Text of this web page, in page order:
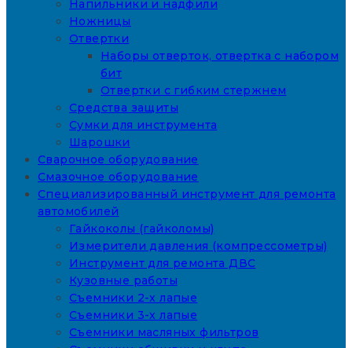
Напильники и надфили
Ножницы
Отвертки
Наборы отверток, отвертка с набором
бит
Отвертки с гибким стержнем
Средства защиты
Сумки для инструмента
Шарошки
Сварочное оборудование
Смазочное оборудование
Специализированный инструмент для ремонта
автомобилей
Гайкоколы (гайколомы)
Измерители давления (компрессометры)
Инструмент для ремонта ДВС
Кузовные работы
Съемники 2-х лапые
Съемники 3-х лапые
Съемники масляных фильтров